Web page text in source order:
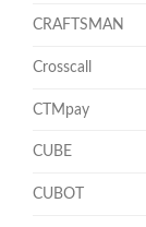
CRAFTSMAN
Crosscall
CTMpay
CUBE
CUBOT